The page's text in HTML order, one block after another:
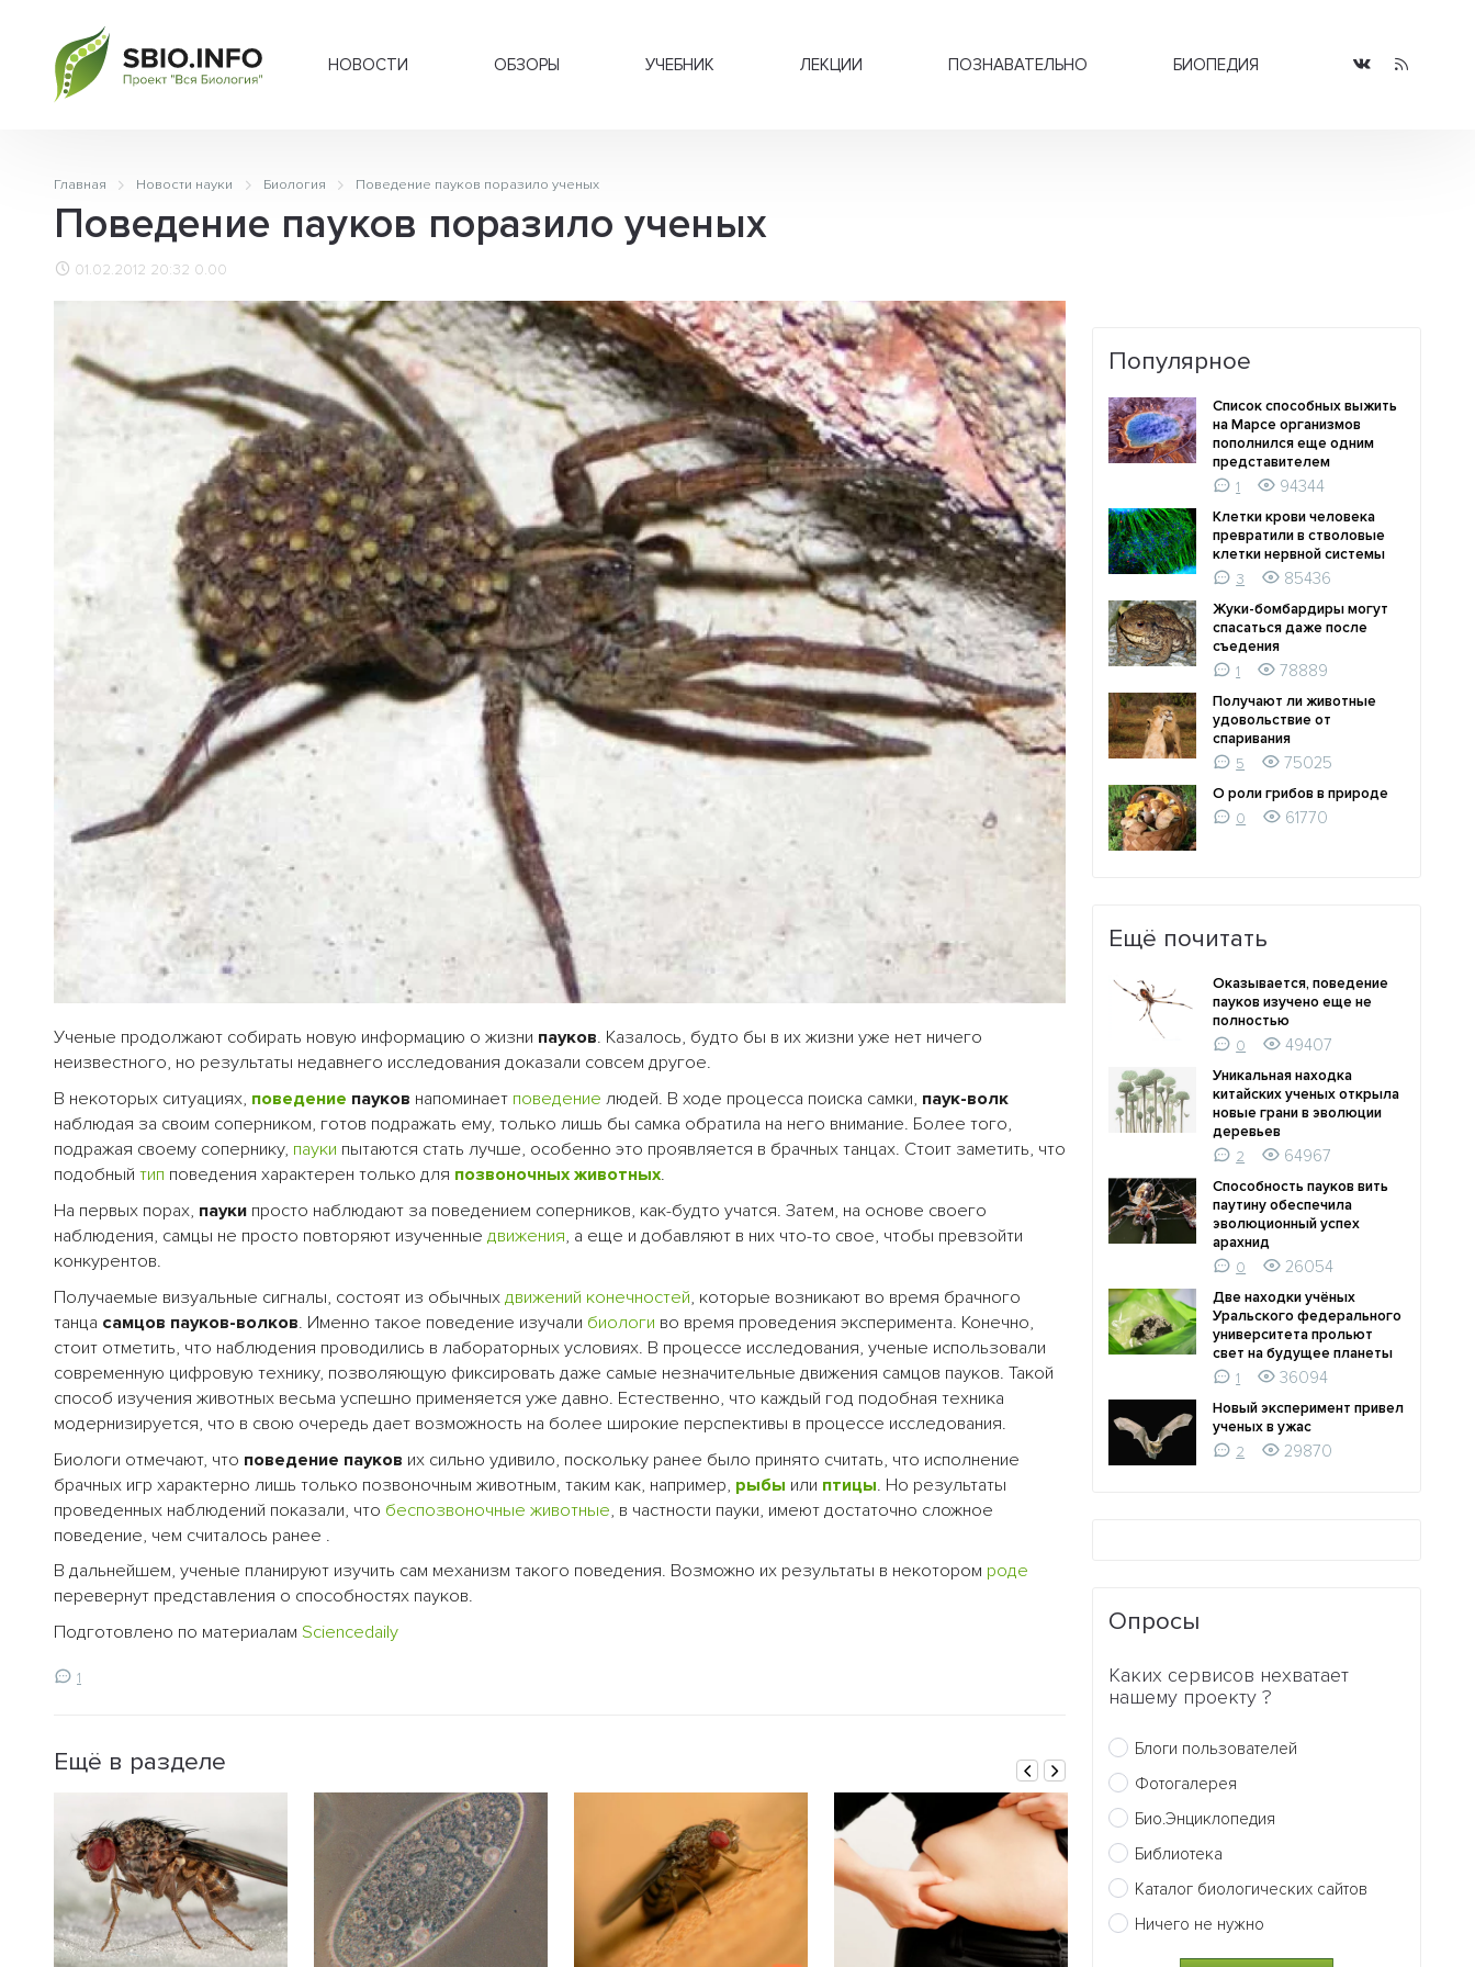
НОВОСТИ ОБЗОРЫ УЧЕБНИК ЛЕКЦИИ ПОЗНАВАТЕЛЬНО БИОПЕДИЯ
Главная Новости науки Биология Поведение пауков поразило ученых
Поведение пауков поразило ученых
01.02.2012 20:32 0.00
Ученые продолжают собирать новую информацию о жизни пауков. Казалось, будто бы в их жизни уже нет ничего
неизвестного, но результаты недавнего исследования доказали совсем другое.
В некоторых ситуациях, поведение пауков напоминает поведение людей. В ходе процесса поиска самки, паук-волк
наблюдая за своим соперником, готов подражать ему, только лишь бы самка обратила на него внимание. Более того,
подражая своему сопернику, пауки пытаются стать лучше, особенно это проявляется в брачных танцах. Стоит заметить, что
подобный тип поведения характерен только для позвоночных животных.
На первых порах, пауки просто наблюдают за поведением соперников, как-будто учатся. Затем, на основе своего
наблюдения, самцы не просто повторяют изученные движения, а еще и добавляют в них что-то свое, чтобы превзойти
конкурентов.
Получаемые визуальные сигналы, состоят из обычных движений конечностей, которые возникают во время брачного
танца самцов пауков-волков. Именно такое поведение изучали биологи во время проведения эксперимента. Конечно,
стоит отметить, что наблюдения проводились в лабораторных условиях. В процессе исследования, ученые использовали
современную цифровую технику, позволяющую фиксировать даже самые незначительные движения самцов пауков. Такой
способ изучения животных весьма успешно применяется уже давно. Естественно, что каждый год подобная техника
модернизируется, что в свою очередь дает возможность на более широкие перспективы в процессе исследования.
Биологи отмечают, что поведение пауков их сильно удивило, поскольку ранее было принято считать, что исполнение
брачных игр характерно лишь только позвоночным животным, таким как, например, рыбы или птицы. Но результаты
проведенных наблюдений показали, что беспозвоночные животные, в частности пауки, имеют достаточно сложное
поведение, чем считалось ранее .
В дальнейшем, ученые планируют изучить сам механизм такого поведения. Возможно их результаты в некотором роде
перевернут представления о способностях пауков.
Подготовлено по материалам Sciencedaily
1
Ещё в разделе
Популярное
Список способных выжить
на Марсе организмов
пополнился еще одним
представителем
1
94344
Клетки крови человека
превратили в стволовые
клетки нервной системы
3
85436
Жуки-бомбардиры могут
спасаться даже после
съедения
1
78889
Получают ли животные
удовольствие от
спаривания
5
75025
О роли грибов в природе
0
61770
Ещё почитать
Оказывается, поведение
пауков изучено еще не
полностью
0
49407
Уникальная находка
китайских ученых открыла
новые грани в эволюции
деревьев
2
64967
Способность пауков вить
паутину обеспечила
эволюционный успех
арахнид
0
26054
Две находки учёных
Уральского федерального
университета прольют
свет на будущее планеты
1
36094
Новый эксперимент привел
ученых в ужас
2
29870
Опросы
Каких сервисов нехватает
нашему проекту ?
Блоги пользователей
Фотогалерея
Био.Энциклопедия
Библиотека
Каталог биологических сайтов
Ничего не нужно